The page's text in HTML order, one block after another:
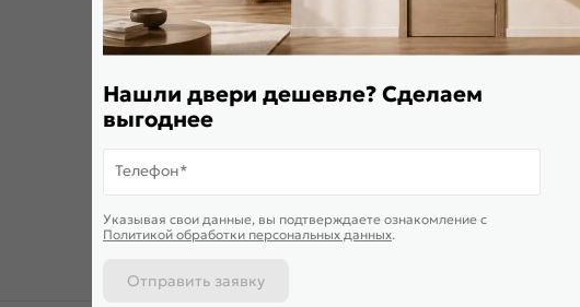
Щитовая дверь высокой прочности, которую обеспечивает
двери установлена алюминиевая кромка в цвете Черный
58170-10922
Нашли двери дешевле? Сделаем
выгоднее
Телефон*
Указывая свои данные, вы подтверждаете ознакомление c
Политикой обработки персональных данных.
Отправить заявку